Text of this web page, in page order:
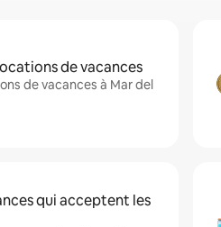
de vacances
de vacances à Mar del
qui acceptent les